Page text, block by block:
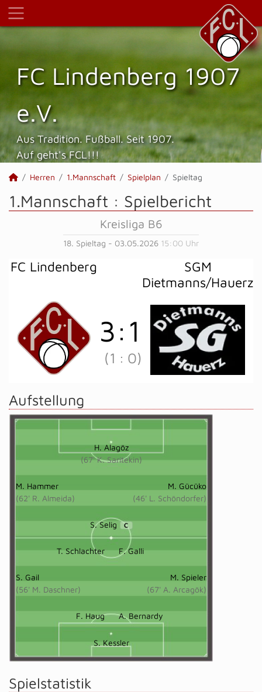
FC Lindenberg 1907
e.V.
Aus Tradition. Fußball. Seit 1907.
Auf geht's FCL!!!
Herren 1.Mannschaft Spielplan Spieltag
1.Mannschaft : Spielbericht
Kreisliga B6
18. Spieltag - 03.05.2026 15:00 Uhr
FC Lindenberg
SGM
Dietmanns/Hauerz
3: 1
(1 : 0)
Aufstellung
H. Alagöz
(67' K. Saritekin)
M. Hammer
(62' R. Almeida)
M. Gücüko
(46' L. Schöndorfer)
S. Selig C
T. Schlachter F. Galli
S. Gail
(56' M. Daschner)
M. Spieler
(67' A. Arcagök)
F. Haug A. Bernardy
S. Kessler
Spielstatistik